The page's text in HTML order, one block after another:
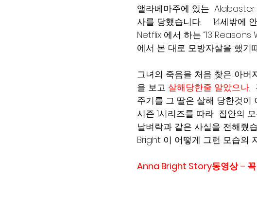
앨라베마주에 있는
사를 당했습니다.     14세밖
Netflix 에서 하는 “13 Reasons
에서 본 대로 모방자살을 했기
그녀의 죽음을 처음 찾은 아버
을 보고 살해당한줄 알았으나,
주기를 그 딸은 살해 당한것이
시즌 1시리즈를 따라  집안의
날벼락과 같은 사실을 전해줬
Bright 이 어떻게 그런 모습의
Anna Bright Story동영상 – 꼭